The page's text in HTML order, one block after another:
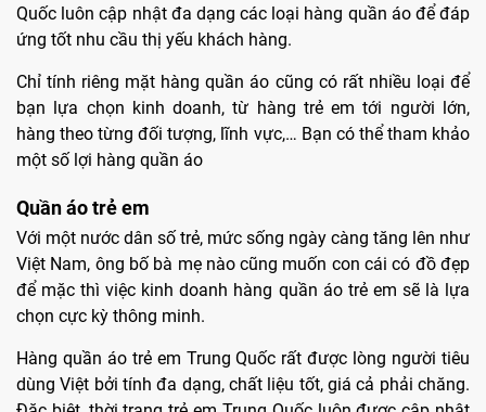
Quốc luôn cập nhật đa dạng các loại hàng quần áo để đáp
ứng tốt nhu cầu thị yếu khách hàng.
Chỉ tính riêng mặt hàng quần áo cũng có rất nhiều loại để
bạn lựa chọn kinh doanh, từ hàng trẻ em tới người lớn,
hàng theo từng đối tượng, lĩnh vực,… Bạn có thể tham khảo
một số lợi hàng quần áo
Quần áo trẻ em
Với một nước dân số trẻ, mức sống ngày càng tăng lên như
Việt Nam, ông bố bà mẹ nào cũng muốn con cái có đồ đẹp
để mặc thì việc kinh doanh hàng quần áo trẻ em sẽ là lựa
chọn cực kỳ thông minh.
Hàng quần áo trẻ em Trung Quốc rất được lòng người tiêu
dùng Việt bởi tính đa dạng, chất liệu tốt, giá cả phải chăng.